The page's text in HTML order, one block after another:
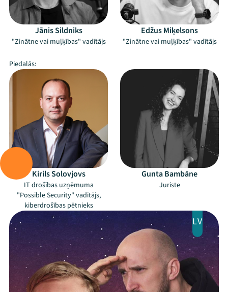
Mana programma
Festivāls
Programma
Arhīvs
Jānis Sildniks
"Zinātne vai muļķības" vadītājs
Edžus Miķelsons
"Zinātne vai muļķības" vadītājs
Piedalās:
Kirils Solovjovs
IT drošības uzņēmuma
"Possible Security" vadītājs,
kiberdrošības pētnieks
Gunta Bambāne
Juriste
LV